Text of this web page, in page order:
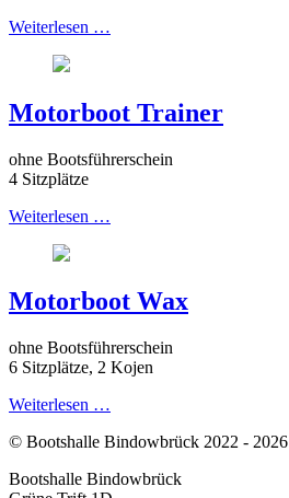
Weiterlesen …
Motorboot Trainer
ohne Bootsführerschein
4 Sitzplätze
Weiterlesen …
Motorboot Wax
ohne Bootsführerschein
6 Sitzplätze, 2 Kojen
Weiterlesen …
© Bootshalle Bindowbrück 2022 - 2026
Bootshalle Bindowbrück